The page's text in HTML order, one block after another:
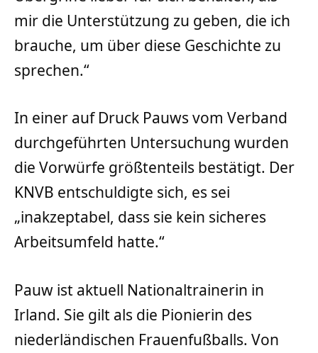
mir die Unterstützung zu geben, die ich
brauche, um über diese Geschichte zu
sprechen.“
In einer auf Druck Pauws vom Verband
durchgeführten Untersuchung wurden
die Vorwürfe größtenteils bestätigt. Der
KNVB entschuldigte sich, es sei
„inakzeptabel, dass sie kein sicheres
Arbeitsumfeld hatte.“
Pauw ist aktuell Nationaltrainerin in
Irland. Sie gilt als die Pionierin des
niederländischen Frauenfußballs. Von